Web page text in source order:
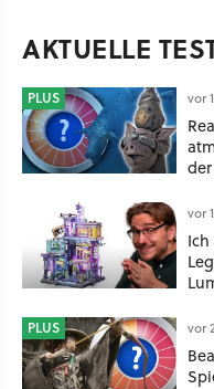
AKTUELLE
PLUS vor
vor
PLUS vor